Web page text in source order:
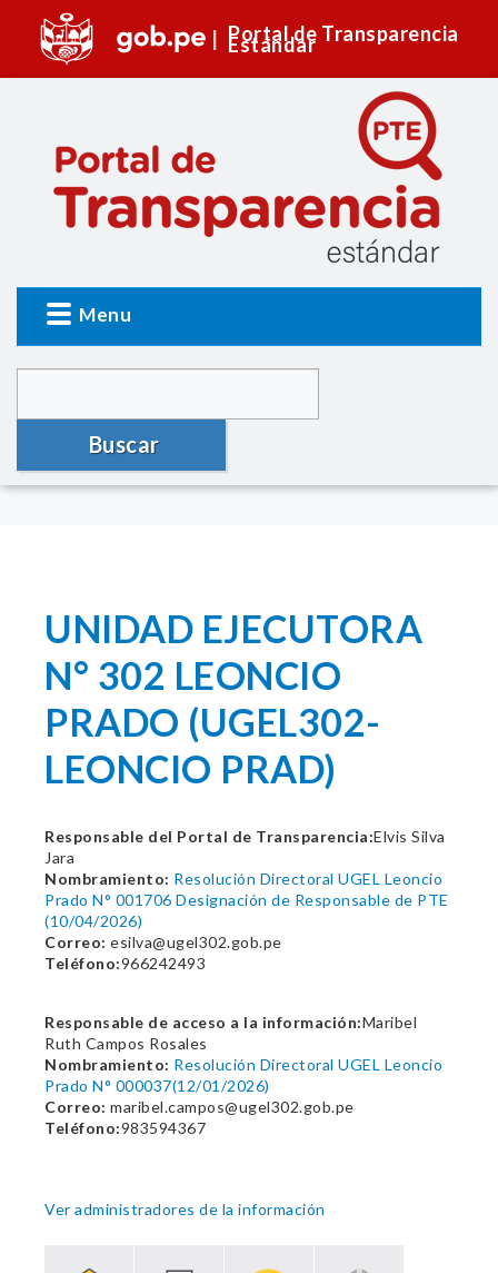
Portal de Transparencia
Estándar
Menu
Buscar
UNIDAD EJECUTORA
N° 302 LEONCIO
PRADO (UGEL302-
LEONCIO PRAD)
Responsable del Portal de Transparencia:Elvis Silva
Jara
Nombramiento: Resolución Directoral UGEL Leoncio
Prado N° 001706 Designación de Responsable de PTE
(10/04/2026)
Correo: esilva@ugel302.gob.pe
Teléfono:966242493
Responsable de acceso a la información:Maribel
Ruth Campos Rosales
Nombramiento: Resolución Directoral UGEL Leoncio
Prado N° 000037(12/01/2026)
Correo: maribel.campos@ugel302.gob.pe
Teléfono:983594367
Ver administradores de la información